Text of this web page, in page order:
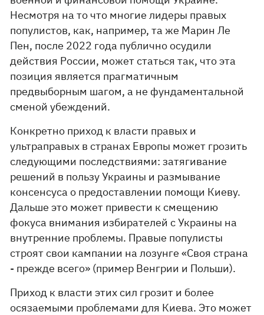
Несмотря на то что многие лидеры правых
популистов, как, например, та же Марин Ле
Пен, после 2022 года публично осудили
действия России, может статься так, что эта
позиция является прагматичным
предвыборным шагом, а не фундаментальной
сменой убеждений.
Конкретно приход к власти правых и
ультраправых в странах Европы может грозить
следующими последствиями: затягивание
решений в пользу Украины и размывание
консенсуса о предоставлении помощи Киеву.
Дальше это может привести к смещению
фокуса внимания избирателей с Украины на
внутренние проблемы. Правые популисты
строят свои кампании на лозунге «Своя страна
- прежде всего» (пример Венгрии и Польши).
Приход к власти этих сил грозит и более
осязаемыми проблемами для Киева. Это может